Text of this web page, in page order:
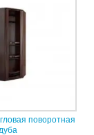
поворотная